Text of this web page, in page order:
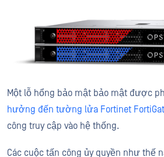
Một lỗ hổng bảo mật bảo mật được
hưởng đến tường lửa Fortinet
công truy cập vào hệ thống.
Các cuộc tấn công ủy quyền như thế